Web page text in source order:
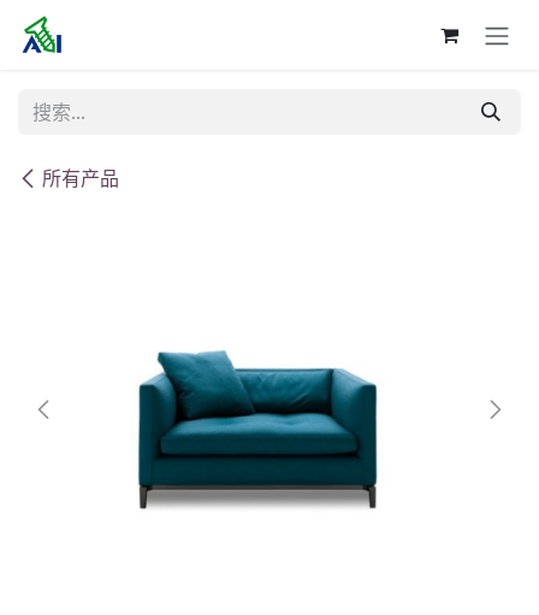
跳至内容
所有产品